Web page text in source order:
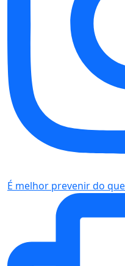
É melhor prevenir do